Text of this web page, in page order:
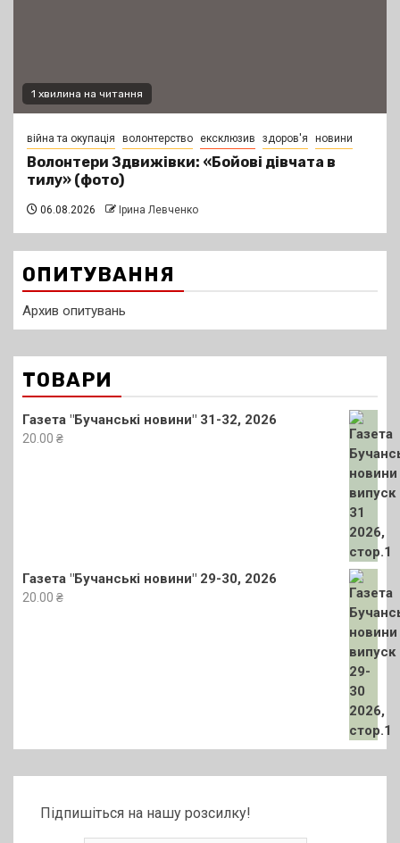
1 хвилина на читання
війна та окупація волонтерство ексклюзив здоров'я новини
Волонтери Здвижівки: «Бойові дівчата в
тилу» (фото)
06.08.2026 Ірина Левченко
ОПИТУВАННЯ
Архив опитувань
ТОВАРИ
Газета "Бучанські новини" 31-32, 2026
20.00 ₴
Газета "Бучанські новини" 29-30, 2026
20.00 ₴
Підпишіться на нашу розсилку!